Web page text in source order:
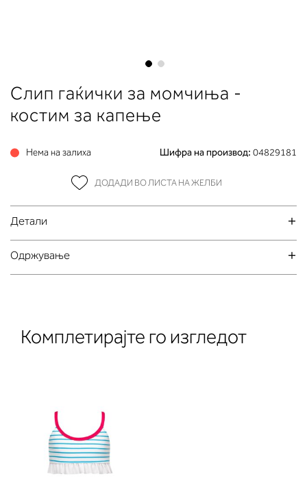
to
the
beginning
the
gallery
Слип гаќички за момчиња -
костим за капење
Нема на залиха Шифра на производ: 04829181
ДОДАДИ ВО ЛИСТА НА ЖЕЛБИ
Детали
Oдржување
Комплетирајте го изгледот